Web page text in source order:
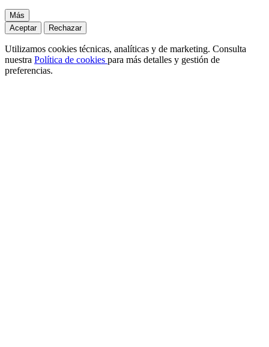
Más
Aceptar
Rechazar
Utilizamos cookies técnicas, analíticas y de marketing. Consulta
nuestra Política de cookies para más detalles y gestión de
preferencias.